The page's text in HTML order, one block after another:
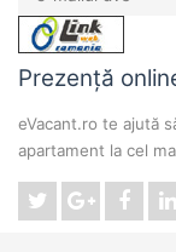
Prezență
eVacant.ro te ajută
apartament la cel